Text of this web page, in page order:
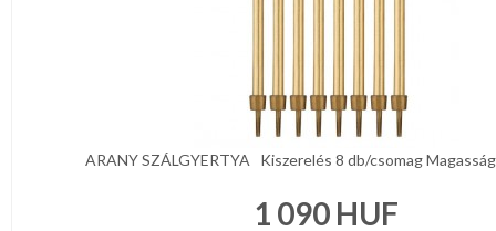
ARANY SZÁLGYERTYA Kiszerelés 8 db/csomag
1 090 HUF